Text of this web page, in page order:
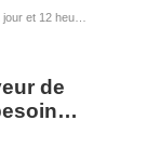
jour et 12 heures
de